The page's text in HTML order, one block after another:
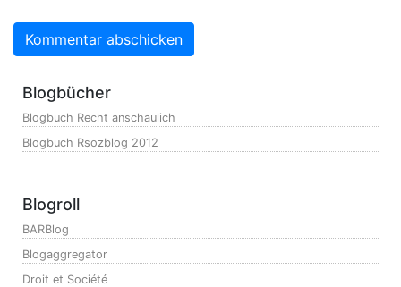
Blogbücher
Blogbuch Recht anschaulich
Blogbuch Rsozblog 2012
Blogroll
BARBlog
Blogaggregator
Droit et Société